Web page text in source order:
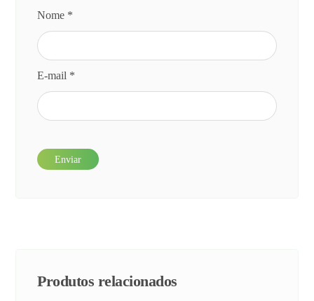
Nome *
E-mail *
Produtos relacionados